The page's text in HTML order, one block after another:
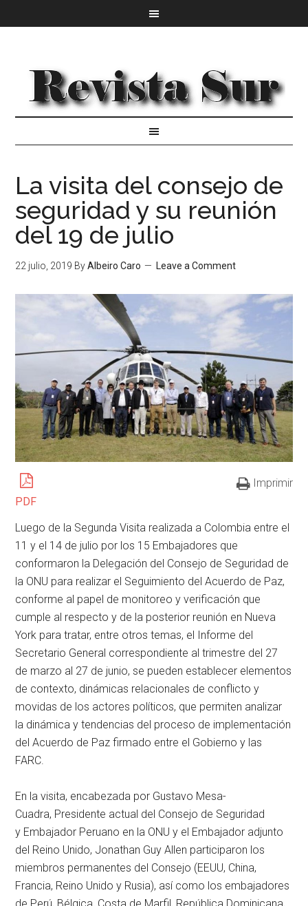
La visita del consejo de
seguridad y su reunión
del 19 de julio
22 julio, 2019 ByAlbeiro Caro Leave a Comment
PDF
Imprimir
Luego de la Segunda Visita realizada a Colombia entre el
11 y el 14 de julio por los 15 Embajadores que
conformaron la Delegación del Consejo de Seguridad de
la ONU para realizar el Seguimiento del Acuerdo de Paz,
conforme al papel de monitoreo y verificación que
cumple al respecto y de la posterior reunión en Nueva
York para tratar, entre otros temas, el Informe del
Secretario General correspondiente al trimestre del 27
de marzo al 27 de junio, se pueden establecer elementos
de contexto, dinámicas relacionales de conflicto y
movidas de los actores políticos, que permiten analizar
la dinámica y tendencias del proceso de implementación
del Acuerdo de Paz firmado entre el Gobierno y las
FARC.
En la visita, encabezada por Gustavo Mesa-
Cuadra, Presidente actual del Consejo de Seguridad
y Embajador Peruano en la ONU y el Embajador adjunto
del Reino Unido, Jonathan Guy Allen participaron los
miembros permanentes del Consejo (EEUU, China,
Francia, Reino Unido y Rusia), así como los embajadores